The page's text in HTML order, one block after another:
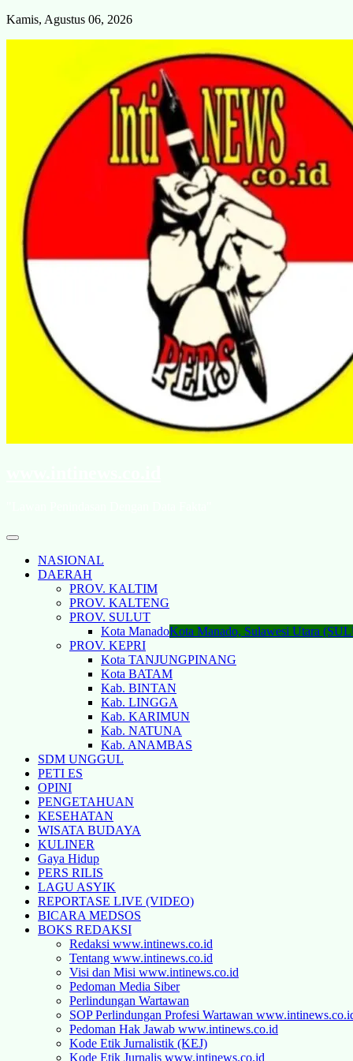
Skip
Kamis, Agustus 06, 2026
NASIONAL
DAERAH
PROV. KALTIM
PROV. KALTENG
PROV. SULUT
Kota ManadoKota Manado, Sulawesi Utara
PROV. KEPRI
Kota TANJUNGPINANG
Kota BATAM
Kab. BINTAN
Kab. LINGGA
Kab. KARIMUN
Kab. NATUNA
Kab. ANAMBAS
SDM UNGGUL
PETI ES
OPINI
PENGETAHUAN
KESEHATAN
WISATA BUDAYA
KULINER
Gaya Hidup
PERS RILIS
LAGU ASYIK
REPORTASE LIVE (VIDEO)
BICARA MEDSOS
BOKS REDAKSI
Redaksi www.intinews.co.id
Tentang www.intinews.co.id
Visi dan Misi www.intinews.co.id
Pedoman Media Siber
Perlindungan Wartawan
SOP Perlindungan Profesi Wartawan
Pedoman Hak Jawab www.intinews.co.id
Kode Etik Jurnalistik (KEJ)
Kode Etik Jurnalis www.intinews.co.id